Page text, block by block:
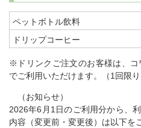
ペットボトル飲料
ドリップコーヒー
※ドリンクご注文のお客様は、
でご利用いただけます。（1回限り
（お知らせ）
2026年6月1日のご利用分から、
内容（変更前・変更後）は以下を